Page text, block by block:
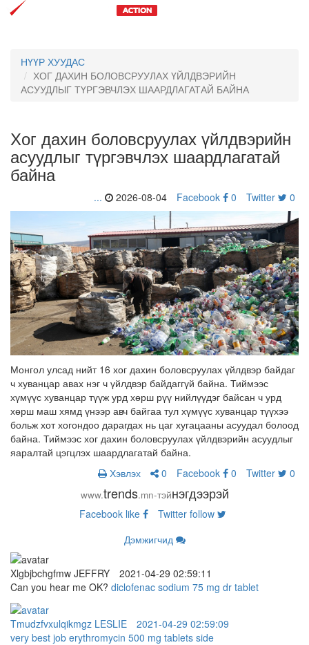
НҮҮР ХУУДАС
ХОГ ДАХИН БОЛОВСРУУЛАХ ҮЙЛДВЭРИЙН
АСУУДЛЫГ ТҮРГЭВЧЛЭХ ШААРДЛАГАТАЙ БАЙНА
Хог дахин боловсруулах үйлдвэрийн
асуудлыг түргэвчлэх шаардлагатай
байна
... 2026-08-04 Facebook 0 Twitter 0
Монгол улсад нийт 16 хог дахин боловсруулах үйлдвэр байдаг
ч хуванцар авах нэг ч үйлдвэр байдаггүй байна. Тиймээс
хүмүүс хуванцар түүж урд хөрш рүү нийлүүдэг байсан ч урд
хөрш маш хямд үнээр авч байгаа тул хүмүүс хуванцар түүхээ
больж хот хогондоо дарагдах нь цаг хугацааны асуудал болоод
байна. Тиймээс хог дахин боловсруулах үйлдвэрийн асуудлыг
яаралтай цэгцлэх шаардлагатай байна.
Хэвлэх
0 Facebook 0 Twitter 0
www.trends.mn-тэйнэгдээрэй
Facebook like Twitter follow
Дэмжигчид
Xlgbjbchgfmw JEFFRY
2021-04-29 02:59:11
Can you hear me OK? diclofenac sodium 75 mg dr tablet
Tmudzfvxulqikmgz LESLIE
2021-04-29 02:59:09
very best job erythromycin 500 mg tablets side